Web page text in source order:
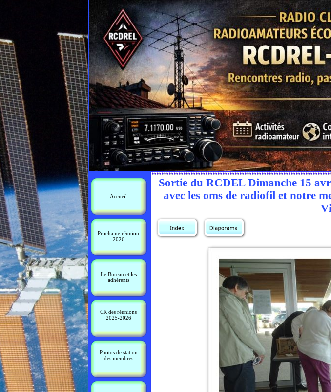
Accueil
Prochaine réunion
2026
Le Bureau et les
adhérents
CR des réunions
2025-2026
Photos de station
des membres
Sortie du RCDEL Dimanche 15
avec les oms de radiofil et notre